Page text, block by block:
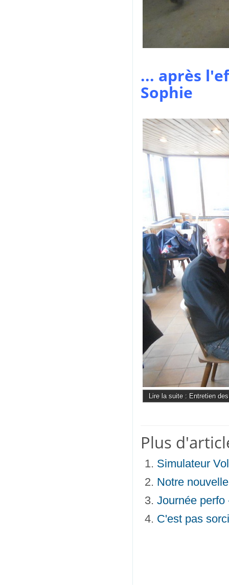
... après
Sophie
Lire la suite : Entretien
Plus
Simulateur
Notre
Journée perfo
C'est pas